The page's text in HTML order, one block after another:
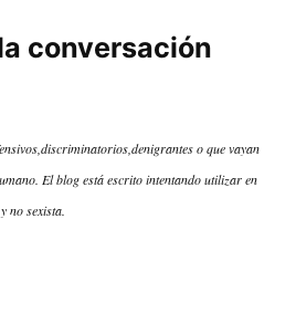
conversación